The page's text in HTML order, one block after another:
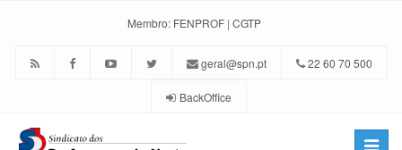
Membro: FENPROF | CGTP
geral@spn.pt 22 60 70 500
BackOffice
Toggle